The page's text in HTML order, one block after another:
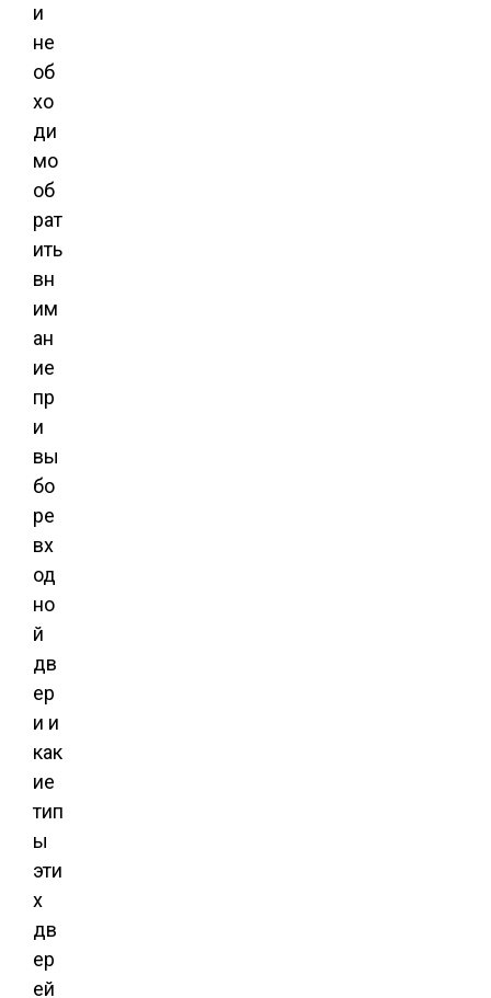
и
не
об
хо
ди
мо
об
рат
ить
вн
им
ан
ие
пр
и
вы
бо
ре
вх
од
но
й
дв
ер
и и
как
ие
тип
ы
эти
х
дв
ер
ей